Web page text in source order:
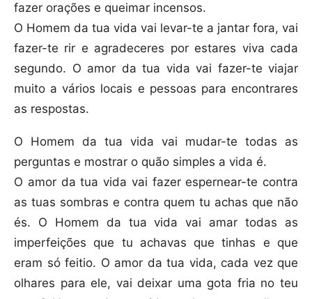
fazer orações e queimar incensos.
O Homem da tua vida vai levar-te a jantar fora, vai
fazer-te rir e agradeceres por estares viva cada
segundo. O amor da tua vida vai fazer-te viajar
muito a vários locais e pessoas para encontrares
as respostas.
O Homem da tua vida vai mudar-te todas as
perguntas e mostrar o quão simples a vida é.
O amor da tua vida vai fazer espernear-te contra
as tuas sombras e contra quem tu achas que não
és. O Homem da tua vida vai amar todas as
imperfeições que tu achavas que tinhas e que
eram só feitio. O amor da tua vida, cada vez que
olhares para ele, vai deixar uma gota fria no teu